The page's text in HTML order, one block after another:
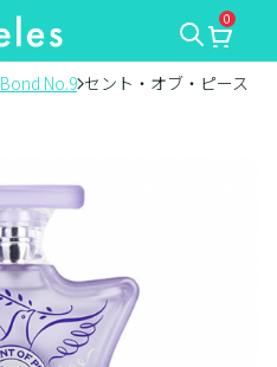
0
Bond No.9 セント・オブ・ピース